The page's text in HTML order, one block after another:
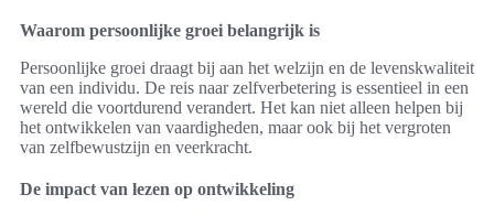
Waarom persoonlijke groei belangrijk is
Persoonlijke groei draagt bij aan het welzijn en de levenskwaliteit
van een individu. De reis naar zelfverbetering is essentieel in een
wereld die voortdurend verandert. Het kan niet alleen helpen bij
het ontwikkelen van vaardigheden, maar ook bij het vergroten
van zelfbewustzijn en veerkracht.
De impact van lezen op ontwikkeling